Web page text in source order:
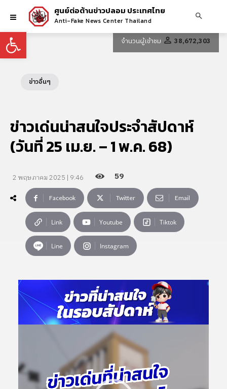
Open toolbar
ศูนย์ต่อต้านข่าวปลอม ประเทศไทย
Anti-Fake News Center Thailand
จำนวนผู้เข้าชม 38,672,303
ข่าวอื่นๆ
ข่าวเด่นน่าสนใจประจำสัปดาห์
(วันที่ 25 เม.ย. – 1 พ.ค. 68)
2 พฤษภาคม 2025 | 9:46 59
Facebook Twitter Email
Link Youtube Tiktok
Line Instagram
ตั
ว
ล่
ฟ